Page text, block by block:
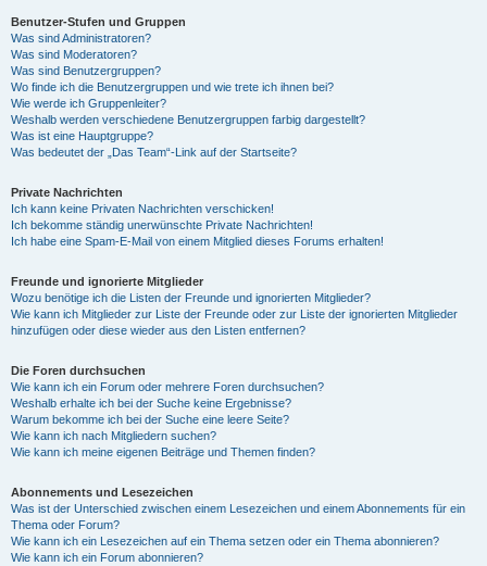
Benutzer-Stufen und Gruppen
Was sind Administratoren?
Was sind Moderatoren?
Was sind Benutzergruppen?
Wo finde ich die Benutzergruppen und wie trete ich ihnen bei?
Wie werde ich Gruppenleiter?
Weshalb werden verschiedene Benutzergruppen farbig dargestellt?
Was ist eine Hauptgruppe?
Was bedeutet der „Das Team“-Link auf der Startseite?
Private Nachrichten
Ich kann keine Privaten Nachrichten verschicken!
Ich bekomme ständig unerwünschte Private Nachrichten!
Ich habe eine Spam-E-Mail von einem Mitglied dieses Forums erhalten!
Freunde und ignorierte Mitglieder
Wozu benötige ich die Listen der Freunde und ignorierten Mitglieder?
Wie kann ich Mitglieder zur Liste der Freunde oder zur Liste der ignorierten Mitglieder
hinzufügen oder diese wieder aus den Listen entfernen?
Die Foren durchsuchen
Wie kann ich ein Forum oder mehrere Foren durchsuchen?
Weshalb erhalte ich bei der Suche keine Ergebnisse?
Warum bekomme ich bei der Suche eine leere Seite?
Wie kann ich nach Mitgliedern suchen?
Wie kann ich meine eigenen Beiträge und Themen finden?
Abonnements und Lesezeichen
Was ist der Unterschied zwischen einem Lesezeichen und einem Abonnements für ein
Thema oder Forum?
Wie kann ich ein Lesezeichen auf ein Thema setzen oder ein Thema abonnieren?
Wie kann ich ein Forum abonnieren?